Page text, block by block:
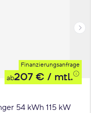
Finanzierungsanfrage
ab207 € / mtl.
54 kWh 115 kW